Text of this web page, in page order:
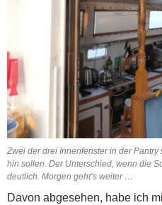
Zwei der drei Innenfenster in der
hin sollen. Der Unterschied, wenn die
deutlich. Morgen geht’s weiter …
Davon abgesehen, habe ich